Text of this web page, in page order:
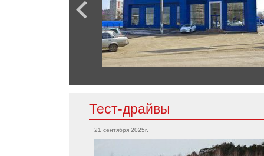
Chrysler
Citroen
Lexus
RX
GS F
LFA
Solano
X70
Тест-драйвы
21 сентября 2025г.